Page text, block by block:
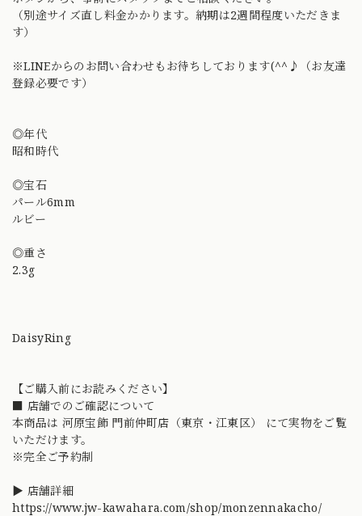
（別途サイズ直し料金かかります。納期は2週間程度いただきま
す）
※LINEからのお問い合わせもお待ちしております(^^♪（お友達
登録必要です）
◎年代
昭和時代
◎宝石
パール6mm
ルビー
◎重さ
2.3g
DaisyRing
【ご購入前にお読みください】
■ 店舗でのご確認について
本商品は 河原宝飾 門前仲町店（東京・江東区） にて実物をご覧
いただけます。
※完全ご予約制
▶ 店舗詳細
https://www.jw-kawahara.com/shop/monzennakacho/